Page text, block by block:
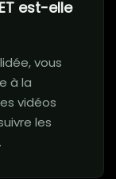
est-elle
vous
à la
vidéos
les